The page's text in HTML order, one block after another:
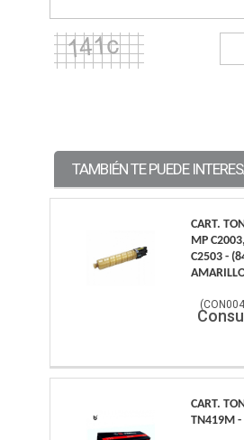
TAMBIÉN TE PUEDE
CART.
MP
C2503 -
(
CART.
TN419M -